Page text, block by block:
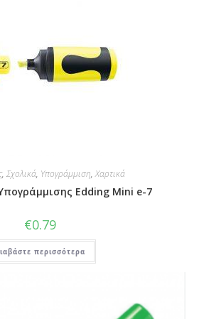
, Σχολικά, Υπογράμμιση,Χαρτικά
Edding Mini e-7
€0.79
περισσότερα